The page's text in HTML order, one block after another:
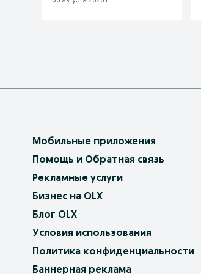
Мобильные приложения
Помощь и Обратная связь
Рекламные услуги
Бизнес на OLX
Блог OLX
Условия использования
Политика конфиденциальности
Баннерная реклама